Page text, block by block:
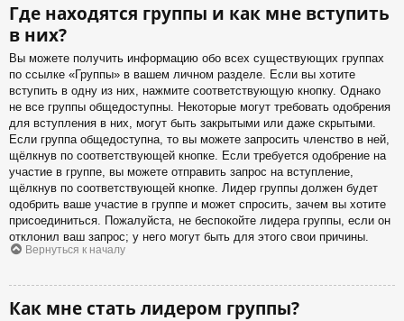
Где находятся группы и как мне вступить
в них?
Вы можете получить информацию обо всех существующих группах
по ссылке «Группы» в вашем личном разделе. Если вы хотите
вступить в одну из них, нажмите соответствующую кнопку. Однако
не все группы общедоступны. Некоторые могут требовать одобрения
для вступления в них, могут быть закрытыми или даже скрытыми.
Если группа общедоступна, то вы можете запросить членство в ней,
щёлкнув по соответствующей кнопке. Если требуется одобрение на
участие в группе, вы можете отправить запрос на вступление,
щёлкнув по соответствующей кнопке. Лидер группы должен будет
одобрить ваше участие в группе и может спросить, зачем вы хотите
присоединиться. Пожалуйста, не беспокойте лидера группы, если он
отклонил ваш запрос; у него могут быть для этого свои причины.
Вернуться к началу
Как мне стать лидером группы?